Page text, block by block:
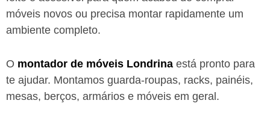
móveis novos ou precisa montar rapidamente um
ambiente completo.
O montador de móveis Londrina está pronto para
te ajudar. Montamos guarda-roupas, racks, painéis,
mesas, berços, armários e móveis em geral.